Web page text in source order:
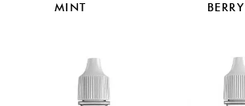
MINT
BERRY